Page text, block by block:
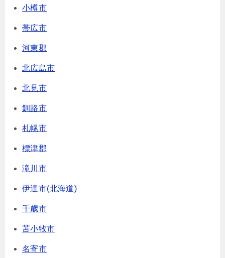
小樽市
帯広市
河東郡
北広島市
北見市
釧路市
札幌市
標津郡
滝川市
伊達市(北海道)
千歳市
苫小牧市
名寄市